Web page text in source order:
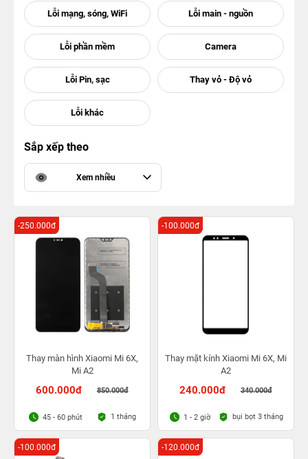
Sắp xếp theo
Xem nhiều
Thay màn hình Xiaomi Mi 6X,
Mi A2
600.000đ 850.000đ
-250.000đ
45 - 60 phút 1 tháng
Thay mặt kính Xiaomi Mi 6X, Mi
A2
240.000đ 340.000đ
-100.000đ
1 - 2 giờ bụi bọt 3 tháng
-100.000đ -120.000đ